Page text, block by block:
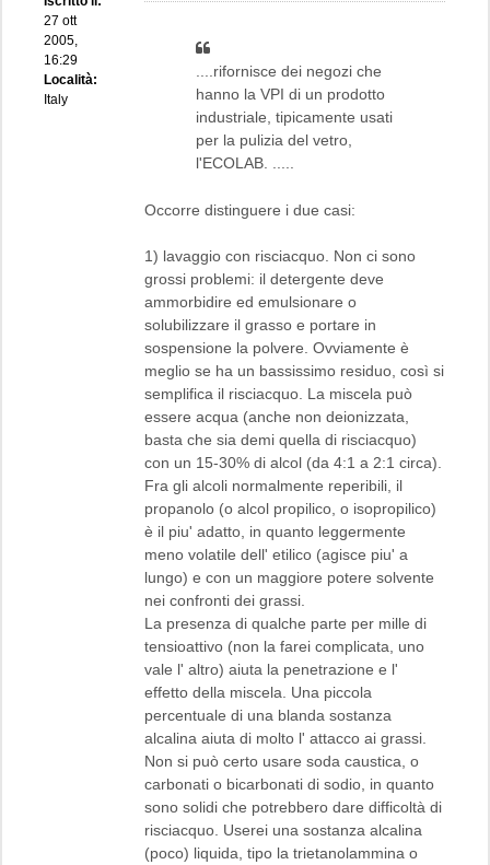
27 ott
2005,
16:29
Località:
Italy
....rifornisce dei negozi che
hanno la VPI di un prodotto
industriale, tipicamente usati
per la pulizia del vetro,
l'ECOLAB. .....
Occorre distinguere i due casi:
1) lavaggio con risciacquo. Non ci sono
grossi problemi: il detergente deve
ammorbidire ed emulsionare o
solubilizzare il grasso e portare in
sospensione la polvere. Ovviamente è
meglio se ha un bassissimo residuo, così si
semplifica il risciacquo. La miscela può
essere acqua (anche non deionizzata,
basta che sia demi quella di risciacquo)
con un 15-30% di alcol (da 4:1 a 2:1 circa).
Fra gli alcoli normalmente reperibili, il
propanolo (o alcol propilico, o isopropilico)
è il piu' adatto, in quanto leggermente
meno volatile dell' etilico (agisce piu' a
lungo) e con un maggiore potere solvente
nei confronti dei grassi.
La presenza di qualche parte per mille di
tensioattivo (non la farei complicata, uno
vale l' altro) aiuta la penetrazione e l'
effetto della miscela. Una piccola
percentuale di una blanda sostanza
alcalina aiuta di molto l' attacco ai grassi.
Non si può certo usare soda caustica, o
carbonati o bicarbonati di sodio, in quanto
sono solidi che potrebbero dare difficoltà di
risciacquo. Userei una sostanza alcalina
(poco) liquida, tipo la trietanolammina o